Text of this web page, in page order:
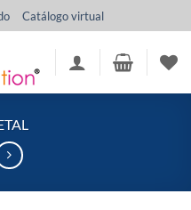
Catálogo virtual